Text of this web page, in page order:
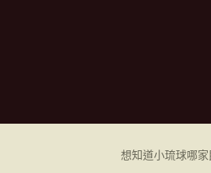
想知道小琉球哪